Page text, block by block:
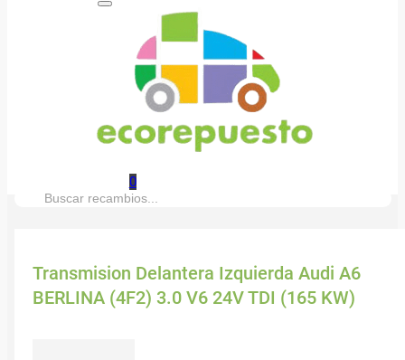
0
Buscar:
Transmision Delantera Izquierda Audi A6
BERLINA (4F2) 3.0 V6 24V TDI (165 KW)